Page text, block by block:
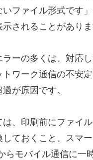
いファイル形式です
されることがありま
ラーの多くは、対応
トワーク通信の不安
が原因です。
は、印刷前にファイ
しておくこと、スマ
らモバイル通信に一